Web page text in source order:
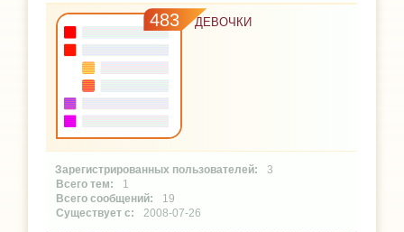
483 ДЕВОЧКИ
3
1
19
2008-07-26